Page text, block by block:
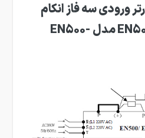
ورودی سه فاز انکام
250 کیلووات سری EN500 مدل EN500-